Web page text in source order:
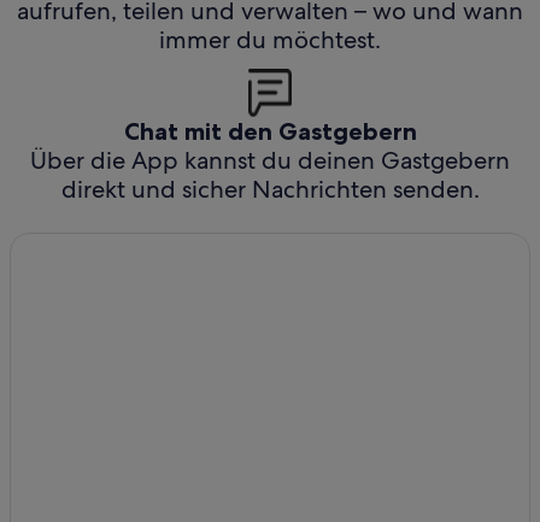
aufrufen, teilen und verwalten – wo und wann
immer du möchtest.
Chat mit den Gastgebern
Über die App kannst du deinen Gastgebern
direkt und sicher Nachrichten senden.